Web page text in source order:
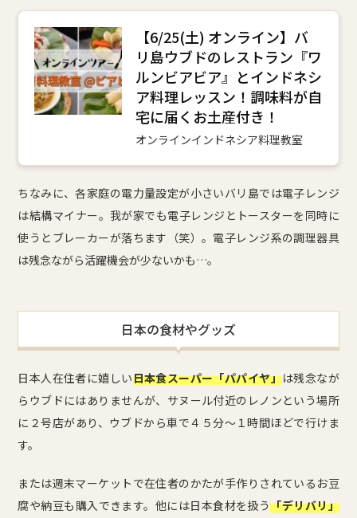
【6/25(土) オンライン】バ
リ島ウブドのレストラン『ワ
ルンビアビア』とインドネシ
ア料理レッスン！調味料が自
宅に届くお土産付き！
オンラインインドネシア料理教室
ちなみに、各家庭の電力量設定が小さいバリ島では電子レンジ
は結構マイナー。我が家でも電子レンジとトースターを同時に
使うとブレーカーが落ちます（笑）。電子レンジ系の調理器具
は残念ながら活躍機会が少ないかも…。
日本の食材やグッズ
日本人在住者に嬉しい日本食スーパー「パパイヤ」は残念なが
らウブドにはありませんが、サヌール付近のレノンという場所
に２号店があり、ウブドから車で４５分～１時間ほどで行けま
す。
または週末マーケットで在住者のかたが手作りされているお豆
腐や納豆も購入できます。他には日本食材を扱う「デリバリ」